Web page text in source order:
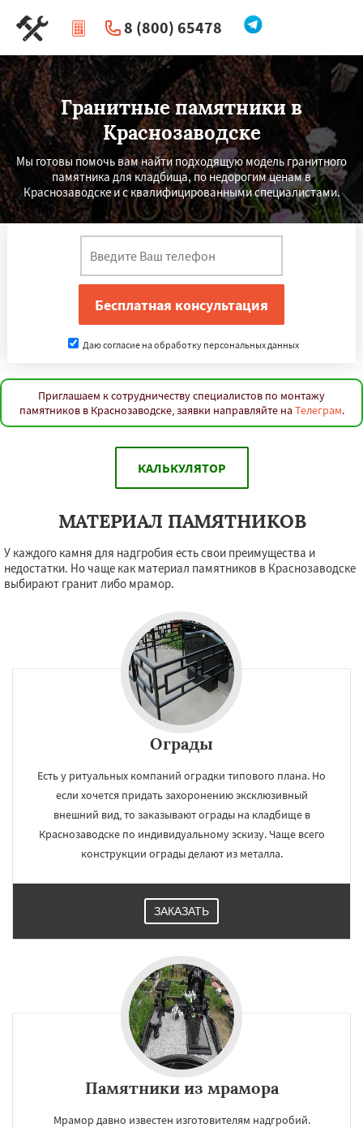
8 (800) 65478
| Перезвоните мне
Гранитные памятники в
Краснозаводске
Мы готовы помочь вам найти подходящую модель гранитного
памятника для кладбища, по недорогим ценам в
Краснозаводске и с квалифицированными специалистами.
Даю согласие на обработку персональных данных
Приглашаем к сотрудничеству специалистов по монтажу
памятников в Краснозаводске, заявки направляйте на Телеграм.
КАЛЬКУЛЯТОР
МАТЕРИАЛ ПАМЯТНИКОВ
У каждого камня для надгробия есть свои преимущества и
недостатки. Но чаще как материал памятников в Краснозаводске
выбирают гранит либо мрамор.
Ограды
Есть у ритуальных компаний оградки типового плана. Но
если хочется придать захоронению эксклюзивный
внешний вид, то заказывают ограды на кладбище в
Краснозаводске по индивидуальному эскизу. Чаще всего
конструкции ограды делают из металла.
ЗАКАЗАТЬ
Памятники из мрамора
Мрамор давно известен изготовителям надгробий.